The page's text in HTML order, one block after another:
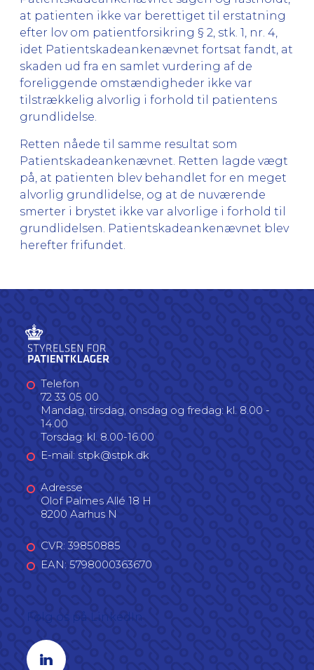
at patienten ikke var berettiget til erstatning
efter lov om patientforsikring § 2, stk. 1, nr. 4,
idet Patientskadeankenævnet fortsat fandt, at
skaden ud fra en samlet vurdering af de
foreliggende omstændigheder ikke var
tilstrækkelig alvorlig i forhold til patientens
grundlidelse.
Retten nåede til samme resultat som
Patientskadeankenævnet. Retten lagde vægt
på, at patienten blev behandlet for en meget
alvorlig grundlidelse, og at de nuværende
smerter i brystet ikke var alvorlige i forhold til
grundlidelsen. Patientskadeankenævnet blev
herefter frifundet.
Telefon
72 33 05 00
Mandag, tirsdag, onsdag og fredag: kl. 8.00 -
14.00
Torsdag: kl. 8.00-16.00
E-mail: stpk@stpk.dk
Adresse
Olof Palmes Allé 18 H
8200 Aarhus N
CVR: 39850885
EAN: 5798000363670
Linkedin profil